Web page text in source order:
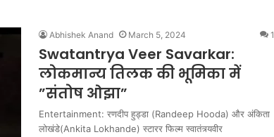
Abhishek Anand March 5, 2024 1
Swatantrya Veer Savarkar:
लोकमान्य तिलक की भूमिका में
”संतोष ओझा”
Entertainment: रणदीप हुड्डा (Randeep Hooda) और अंकिता
लोखंडे(Ankita Lokhande) स्टारर फिल्म स्वातंत्र्यवीर